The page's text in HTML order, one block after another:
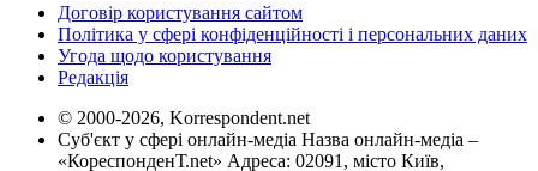
Договір користування сайтом
Політика у сфері конфіденційності і персональних даних
Угода щодо користування
Редакція
© 2000-2026, Korrespondent.net
Суб'єкт у сфері онлайн-медіа Назва онлайн-медіа –
«КореспонденТ.net» Адреса: 02091, місто Київ,